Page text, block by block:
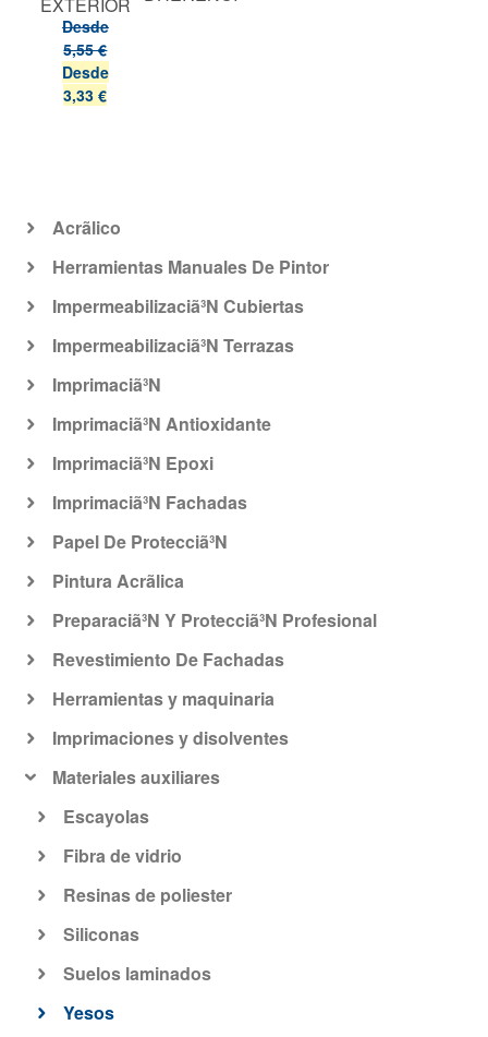
Desde
5,55 €
Desde
3,33 €
Acrã­lico
Herramientas Manuales De Pintor
Impermeabilizaciã³N Cubiertas
Impermeabilizaciã³N Terrazas
Imprimaciã³N
Imprimaciã³N Antioxidante
Imprimaciã³N Epoxi
Imprimaciã³N Fachadas
Papel De Protecciã³N
Pintura Acrã­lica
Preparaciã³N Y Protecciã³N Profesional
Revestimiento De Fachadas
Herramientas y maquinaria
Imprimaciones y disolventes
Materiales auxiliares
Escayolas
Fibra de vidrio
Resinas de poliester
Siliconas
Suelos laminados
Yesos